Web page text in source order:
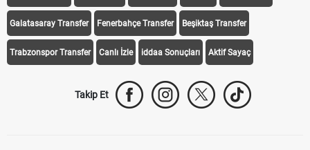
Galatasaray Transfer Fenerbahçe Transfer Beşiktaş Transfer
Trabzonspor Transfer Canlı İzle iddaa Sonuçları Aktif Sayaç
Takip Et